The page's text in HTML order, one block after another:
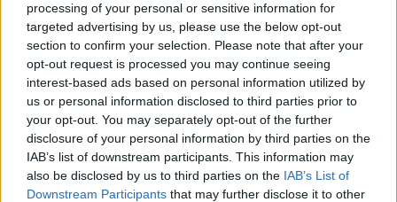
processing of your personal or sensitive information for
targeted advertising by us, please use the below opt-out
section to confirm your selection. Please note that after your
opt-out request is processed you may continue seeing
interest-based ads based on personal information utilized by
us or personal information disclosed to third parties prior to
your opt-out. You may separately opt-out of the further
disclosure of your personal information by third parties on the
IAB’s list of downstream participants. This information may
also be disclosed by us to third parties on the IAB’s List of
Downstream Participants that may further disclose it to other
(requerido)